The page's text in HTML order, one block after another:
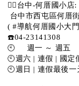
💁‍♀️台中-何厝國小店:
台中市西屯區何厝
( #導航何厝國小大
☎️04-23141308
🕙     週一 ～ 週五
🕙週六 | 連假 | 國定
🕙週日 | 連假最後